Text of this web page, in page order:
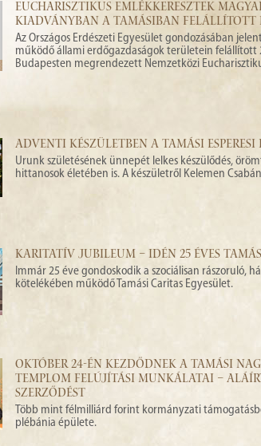
EUCHARISZTIKUS EMLÉKKERESZTEK
KIADVÁNYBAN A TAMÁSIBAN FELÁLLÍTOTT
Az Országos Erdészeti Egyesület gondozásában
működő állami erdőgazdaságok területein felállított
Budapesten megrendezett Nemzetközi
ADVENTI KÉSZÜLETBEN A TAMÁSI
Urunk születésének ünnepét lelkes készülődés,
hittanosok életében is. A készületről Kelemen
KARITATÍV JUBILEUM – IDÉN 25 ÉVES
Immár 25 éve gondoskodik a szociálisan rászoruló,
kötelékében működő Tamási Caritas Egyesület.
OKTÓBER 24-ÉN KEZDŐDNEK A TAMÁSI
TEMPLOM FELÚJÍTÁSI MUNKÁLATAI –
SZERZŐDÉST
Több mint félmilliárd forint kormányzati
plébánia épülete.